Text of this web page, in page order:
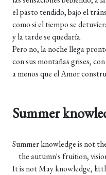
el pasto tendido, bajo el
como si el tiempo se
y la tarde se quedaría.
Pero no, la noche llega
con sus montañas grises,
a menos que el Amor
Summer
Summer knowledge is not
the autumn's fruition,
It is not May knowledge,